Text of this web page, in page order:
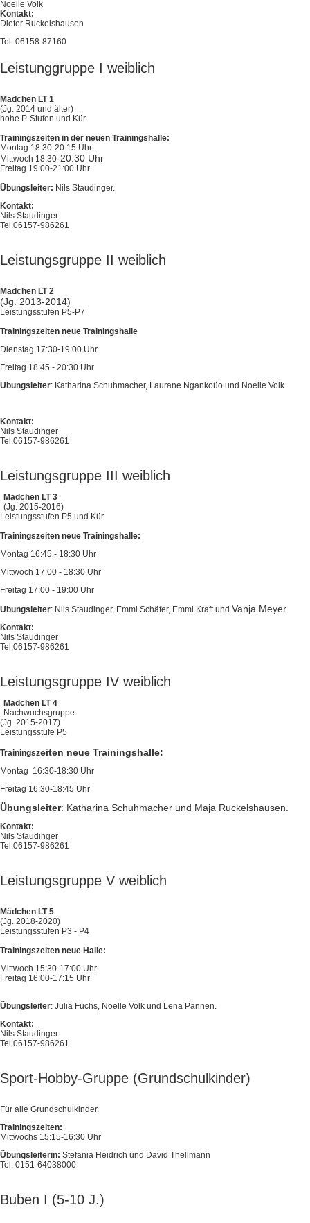
Noelle Volk
Kontakt:
Dieter Ruckelshausen
Tel. 06158-87160
Leistunggruppe I weiblich
Mädchen LT 1
(Jg. 2014 und älter)
hohe P-Stufen und Kür
Trainingszeiten in der neuen Trainingshalle:
Montag 18:30-20:15 Uhr
Mittwoch 18:30-20:30 Uhr
Freitag 19:00-21:00 Uhr
Übungsleiter: Nils Staudinger.
Kontakt:
Nils Staudinger
Tel.06157-986261
Leistungsgruppe II weiblich
Mädchen LT 2
(Jg. 2013-2014)
Leistungsstufen P5-P7
Trainingszeiten neue Trainingshalle
Dienstag 17:30-19:00 Uhr
Freitag 18:45 - 20:30 Uhr
Übungsleiter: Katharina Schuhmacher, Laurane Ngankoüo und Noelle Volk.
Kontakt:
Nils Staudinger
Tel.06157-986261
Leistungsgruppe III weiblich
Mädchen LT 3
(Jg. 2015-2016)
Leistungsstufen P5 und Kür
Trainingszeiten neue Trainingshalle:
Montag 16:45 - 18:30 Uhr
Mittwoch 17:00 - 18:30 Uhr
Freitag 17:00 - 19:00 Uhr
Übungsleiter: Nils Staudinger, Emmi Schäfer, Emmi Kraft und Vanja Meyer.
Kontakt:
Nils Staudinger
Tel.06157-986261
Leistungsgruppe IV weiblich
Mädchen LT 4
Nachwuchsgruppe
(Jg. 2015-2017)
Leistungsstufe P5
Trainingszeiten neue Trainingshalle:
Montag 16:30-18:30 Uhr
Freitag 16:30-18:45 Uhr
Übungsleiter: Katharina Schuhmacher und Maja Ruckelshausen.
Kontakt:
Nils Staudinger
Tel.06157-986261
Leistungsgruppe V weiblich
Mädchen LT 5
(Jg. 2018-2020)
Leistungsstufen P3 - P4
Trainingszeiten neue Halle:
Mittwoch 15:30-17:00 Uhr
Freitag 16:00-17:15 Uhr
Übungsleiter: Julia Fuchs, Noelle Volk und Lena Pannen.
Kontakt:
Nils Staudinger
Tel.06157-986261
Sport-Hobby-Gruppe (Grundschulkinder)
Für alle Grundschulkinder.
Trainingszeiten:
Mittwochs 15:15-16:30 Uhr
Übungsleiterin: Stefania Heidrich und David Thellmann
Tel. 0151-64038000
Buben I (5-10 J.)